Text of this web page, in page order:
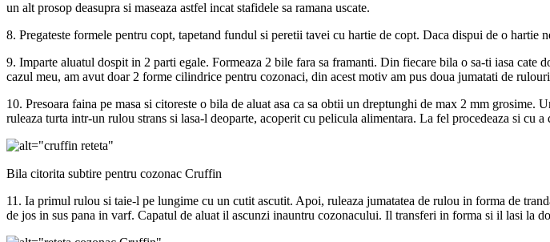
un alt prosop deasupra si maseaza astfel incat stafidele sa ramana uscate.
8. Pregateste formele pentru copt, tapetand fundul si peretii tavei cu hartie de copt. Daca dispui de o
9. Imparte aluatul dospit in 2 parti egale. Formeaza 2 bile fara sa framanti. Din fiecare bila o sa-ti iasa cate
cazul meu, am avut doar 2 forme cilindrice pentru cozonaci, din acest motiv am pus doua jumatati de
10. Presoara faina pe masa si citoreste o bila de aluat asa ca sa obtii un dreptunghi de max 2 mm
ruleaza turta intr-un rulou strans si lasa-l deoparte, acoperit cu pelicula alimentara. La fel procedeaza si cu a
Bila citorita subtire pentru cozonac Cruffin
11. Ia primul rulou si taie-l pe lungime cu un cutit ascutit. Apoi, ruleaza jumatatea de rulou in forma de
de jos in sus pana in varf. Capatul de aluat il ascunzi inauntru cozonacului. Il transferi in forma si il lasi la